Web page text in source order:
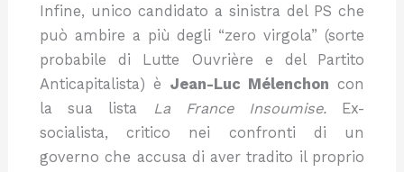
Infine, unico candidato a sinistra del PS che
può ambire a più degli “zero virgola” (sorte
probabile di Lutte Ouvrière e del Partito
Anticapitalista) è Jean-Luc Mélenchon con
la sua lista
La France Insoumise.Ex-
socialista, critico nei confronti di un
governo che accusa di aver tradito il proprio